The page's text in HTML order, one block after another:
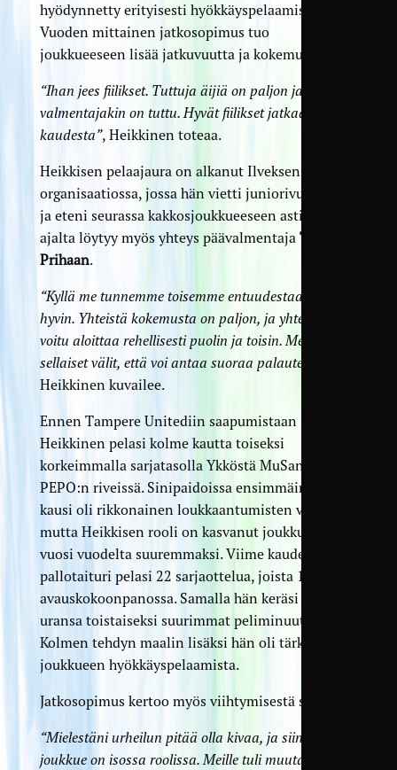
hyödynnetty erityisesti hyökkäyspelaamisessa.
Vuoden mittainen jatkosopimus tuo
joukkueeseen lisää jatkuvuutta ja kokemusta.
“Ihan jees fiilikset. Tuttuja äijiä on paljon ja
valmentajakin on tuttu. Hyvät fiilikset jatkaa viime
kaudesta”, Heikkinen toteaa.
Heikkisen pelaajaura on alkanut Ilveksen
organisaatiossa, jossa hän vietti juniorivuotensa
ja eteni seurassa kakkosjoukkueeseen asti. Tuolta
ajalta löytyy myös yhteys päävalmentaja Topi
Prihaan.
“Kyllä me tunnemme toisemme entuudestaan jo aika
hyvin. Yhteistä kokemusta on paljon, ja yhteistyö on
voitu aloittaa rehellisesti puolin ja toisin. Meillä on
sellaiset välit, että voi antaa suoraa palautetta”
Heikkinen kuvailee.
Ennen Tampere Unitediin saapumistaan
Heikkinen pelasi kolme kautta toiseksi
korkeimmalla sarjatasolla Ykköstä MuSan ja
PEPO:n riveissä. Sinipaidoissa ensimmäinen
kausi oli rikkonainen loukkaantumisten vuoksi,
mutta Heikkisen rooli on kasvanut joukkueessa
vuosi vuodelta suuremmaksi. Viime kaudella
pallotaituri pelasi 22 sarjaottelua, joista 16
avauskokoonpanossa. Samalla hän keräsi TamU-
uransa toistaiseksi suurimmat peliminuutit.
Kolmen tehdyn maalin lisäksi hän oli tärkeä osa
joukkueen hyökkäyspelaamista.
Jatkosopimus kertoo myös viihtymisestä seurassa.
“Mielestäni urheilun pitää olla kivaa, ja siinä
joukkue on isossa roolissa. Meille tuli muutama iso